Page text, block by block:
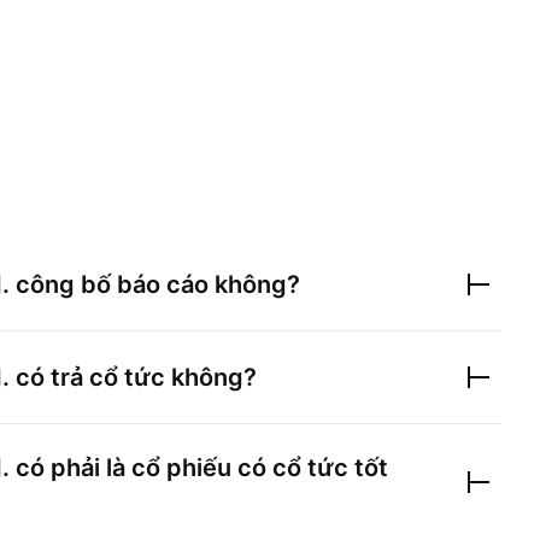
công bố báo cáo không?
có trả cổ tức không?
có phải là cổ phiếu có cổ tức tốt